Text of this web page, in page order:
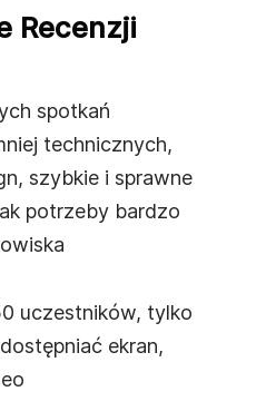
Recenzji
spotkań
technicznych,
szybkie i sprawne
potrzeby bardzo
uczestników, tylko
ekran,